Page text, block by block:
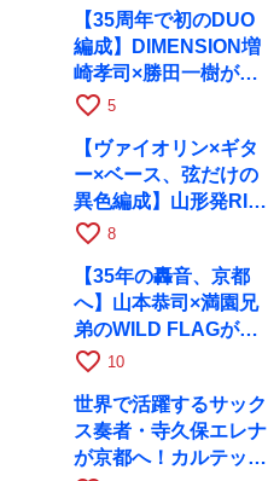
【35周年で初のDUO
編成】DIMENSION増
崎孝司×勝田一樹が10
月11日に京都RAGへ
favorite_border 5
【ヴァイオリン×ギタ
ー×ベース、弦だけの
異色編成】山形発RIM
が初全国ツアーで8月
favorite_border 8
【35年の轟音、京都
へ】山本恭司×満園兄
弟のWILD FLAGが8
月6日にRAGでライブ
favorite_border 10
世界で活躍するサック
ス奏者・寺久保エレナ
が京都へ！カルテッ